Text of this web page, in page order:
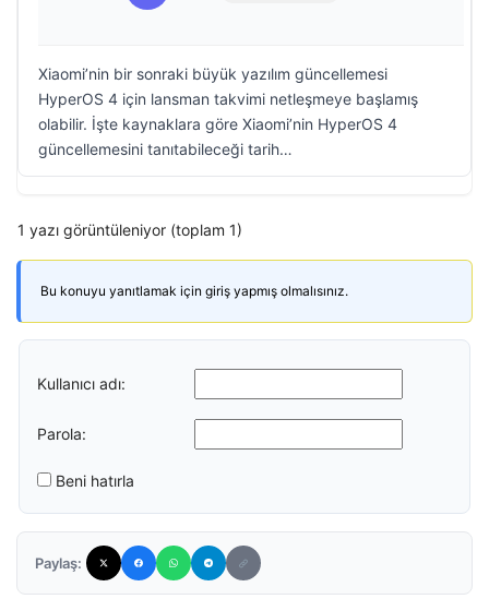
Xiaomi’nin bir sonraki büyük yazılım güncellemesi
HyperOS 4 için lansman takvimi netleşmeye başlamış
olabilir. İşte kaynaklara göre Xiaomi’nin HyperOS 4
güncellemesini tanıtabileceği tarih…
1 yazı görüntüleniyor (toplam 1)
Bu konuyu yanıtlamak için giriş yapmış olmalısınız.
Kullanıcı adı:
Parola:
Beni hatırla
Paylaş: